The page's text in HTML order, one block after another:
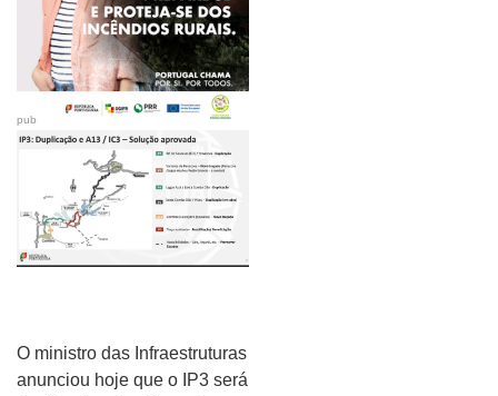
pub
O ministro das Infraestruturas
anunciou hoje que o IP3 será